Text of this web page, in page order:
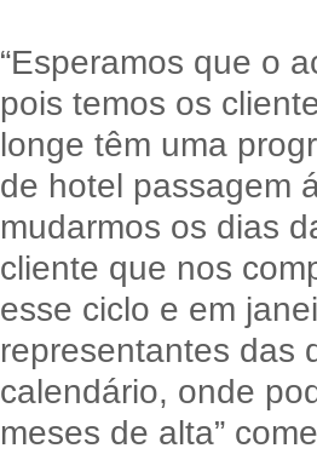
“Esperamos que o
pois temos os
longe têm uma
de hotel passagem
mudarmos os dias
cliente que nos
esse ciclo e em
representantes das
calendário, onde
meses de alta”